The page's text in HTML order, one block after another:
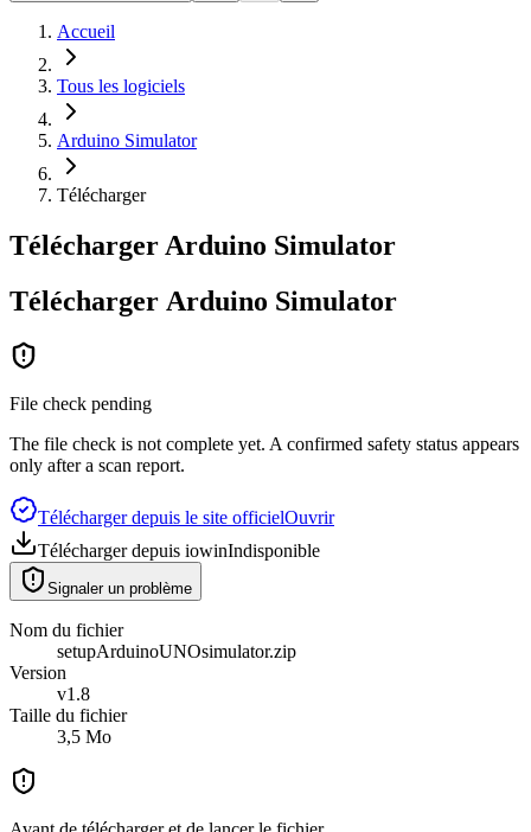
Accueil
Tous les logiciels
Arduino Simulator
Télécharger
Télécharger Arduino Simulator
Télécharger Arduino Simulator
File check pending
The file check is not complete yet. A confirmed safety status appears
only after a scan report.
Télécharger depuis le site officielOuvrir
Télécharger depuis iowinIndisponible
Signaler un problème
Nom du fichier
setupArduinoUNOsimulator.zip
Version
v1.8
Taille du fichier
3,5 Mo